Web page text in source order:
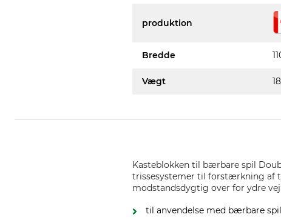
produktion
Bredde
Vægt
Kasteblokken til bærbare spil
trissesystemer til forstærkning af
modstandsdygtig over for ydre
til anvendelse med bærbare spil